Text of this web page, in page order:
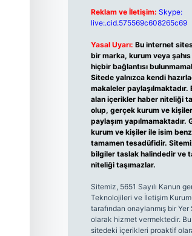
Reklam ve İletişim: Skype:
live:.cid.575569c608265c69
Yasal Uyarı: Bu internet
bir marka, kurum veya
hiçbir bağlantısı
Sitede yalnızca kendi
makaleler paylaşılmaktadır.
alan içerikler haber niteliği
olup, gerçek kurum ve
paylaşım yapılmamaktadır.
kurum ve kişiler ile isim
tamamen tesadüfidir.
bilgiler taslak halindedir ve
niteliği taşımazlar.
Sitemiz, 5651 Sayılı Kanun
Teknolojileri ve İletişim
tarafından onaylanmış bir Yer
olarak hizmet vermektedir.
sitedeki içerikleri proaktif